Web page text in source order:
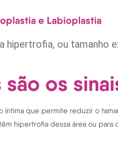
e Labioplastia
ou tamanho
são os
que permite reduzir o
hipertrofia dessa área ou para